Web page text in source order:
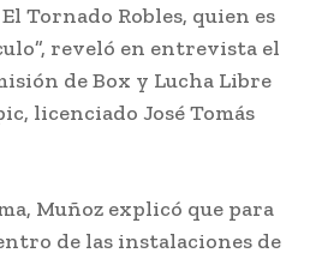
Tornado Robles, quien es
reveló en entrevista el
de Box y Lucha Libre
licenciado José Tomás
Muñoz explicó que para
de las instalaciones de